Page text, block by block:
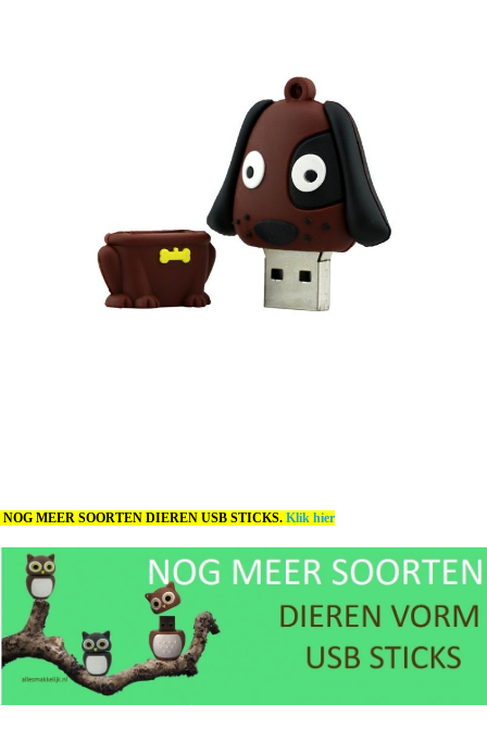
NOG MEER SOORTEN DIEREN USB STICKS. Klik hier